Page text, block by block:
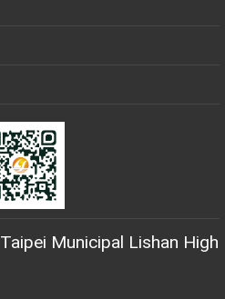
Taipei Municipal Lishan High